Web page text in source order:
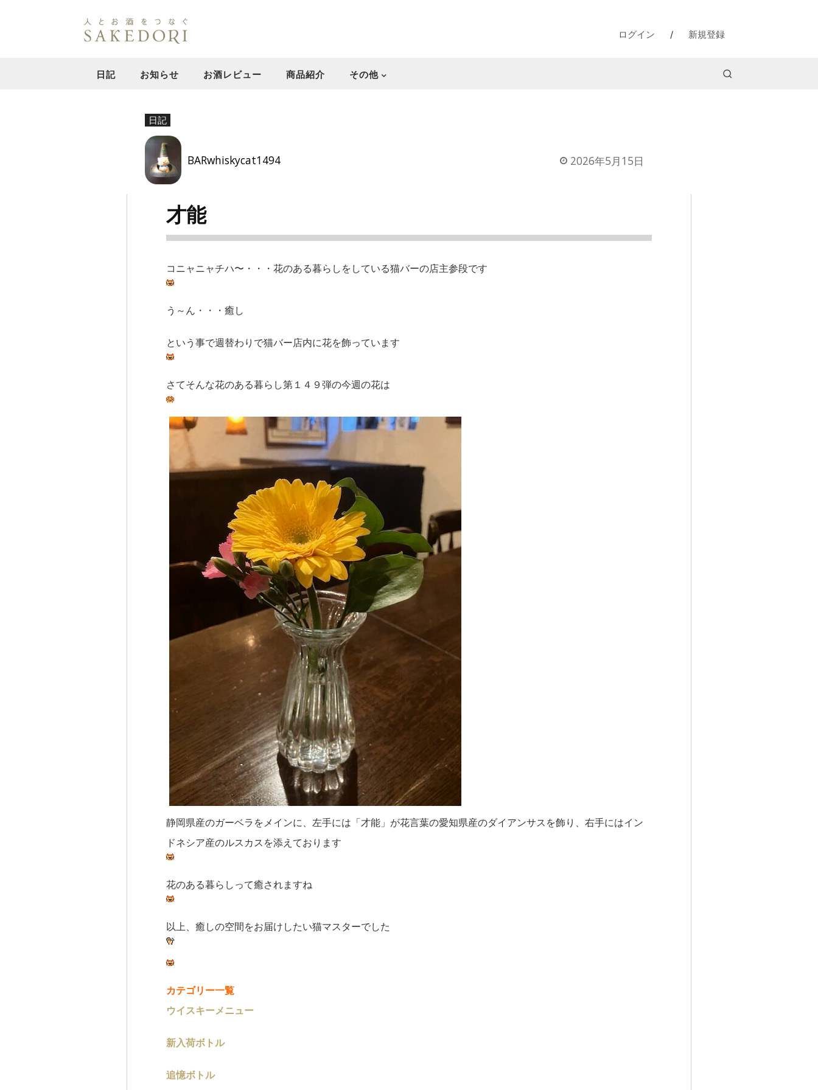
ログイン / 新規登録
日記 お知らせ お酒レビュー 商品紹介 その他
日記
BARwhiskycat1494 2026年5月15日
才能
コニャニャチハ〜・・・花のある暮らしをしている猫バーの店主参段です
う～ん・・・癒し
という事で週替わりで猫バー店内に花を飾っています
さてそんな花のある暮らし第１４９弾の今週の花は
静岡県産のガーベラをメインに、左手には「才能」が花言葉の愛知県産のダイアンサスを飾り、右手にはイン
ドネシア産のルスカスを添えております
花のある暮らしって癒されますね
以上、癒しの空間をお届けしたい猫マスターでした
カテゴリー一覧
ウイスキーメニュー
新入荷ボトル
追憶ボトル